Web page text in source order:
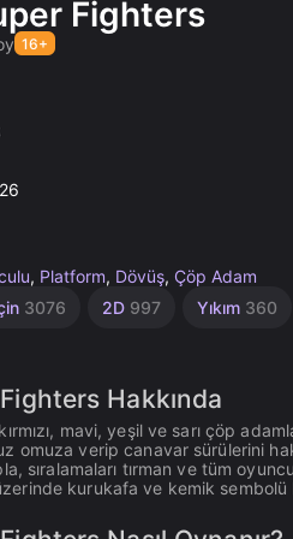
Fighters
16+
, Platform, Dövüş, Çöp Adam
3076 2D 997 Yıkım 360
Hakkında
mavi, yeşil ve sarı çöp
omuza verip canavar sürülerini
sıralamaları tırman ve tüm
kurukafa ve kemik